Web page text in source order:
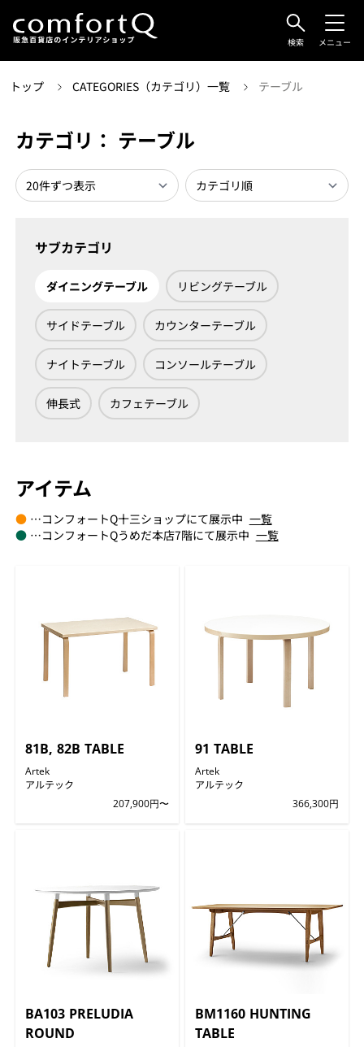
検索 メニュー
トップ CATEGORIES（カテゴリ）一覧 テーブル
カテゴリ： テーブル
サブカテゴリ
ダイニングテーブル リビングテーブル
サイドテーブル カウンターテーブル
ナイトテーブル コンソールテーブル
伸長式 カフェテーブル
アイテム
●…コンフォートQ十三ショップにて展示中 一覧
●…コンフォートQうめだ本店7階にて展示中 一覧
81B, 82B TABLE
Artek
アルテック
207,900円〜
91 TABLE
Artek
アルテック
366,300円
BA103 PRELUDIA
ROUND
BM1160 HUNTING
TABLE